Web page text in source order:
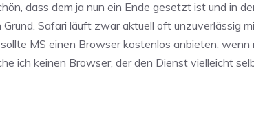
dass dem ja nun ein Ende gesetzt ist und in
Safari läuft zwar aktuell oft unzuverlässig
MS einen Browser kostenlos anbieten,
ich keinen Browser, der den Dienst vielleicht